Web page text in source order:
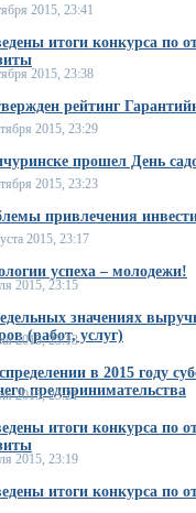
2015, 23:41
итоги конкурса по
2015, 23:38
рейтинг
2015, 23:29
прошел День
2015, 23:23
привлечения
2015, 23:17
успеха – молодежи!
2015, 23:15
значениях
(работ, услуг)
2015, 23:13
в 2015 году
предпринимательства
2015, 23:21
итоги конкурса по
2015, 23:19
итоги конкурса по